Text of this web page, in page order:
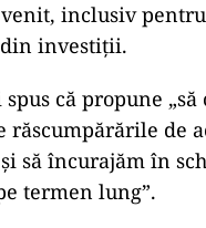
inclusiv
investiţii.
că propune
răscumpărările de
să încurajăm în
termen lung”.